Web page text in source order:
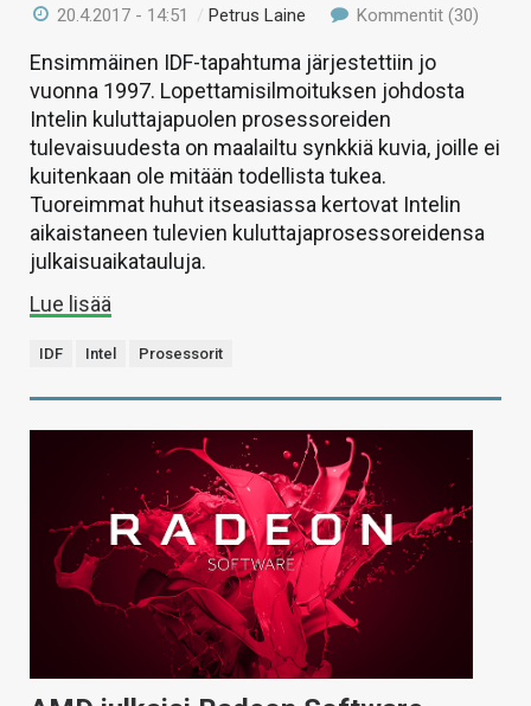
20.4.2017 - 14:51 /Petrus Laine Kommentit (30)
Ensimmäinen IDF-tapahtuma järjestettiin jo
vuonna 1997. Lopettamisilmoituksen johdosta
Intelin kuluttajapuolen prosessoreiden
tulevaisuudesta on maalailtu synkkiä kuvia, joille ei
kuitenkaan ole mitään todellista tukea.
Tuoreimmat huhut itseasiassa kertovat Intelin
aikaistaneen tulevien kuluttajaprosessoreidensa
julkaisuaikatauluja.
Lue lisää
IDF Intel Prosessorit